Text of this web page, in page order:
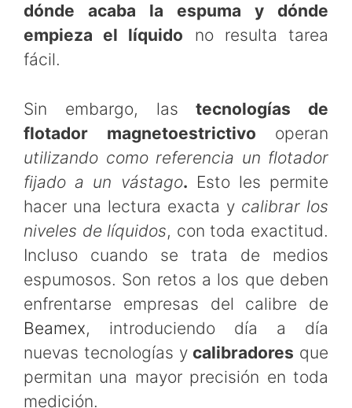
dónde acaba la espuma y dónde
empieza el líquido no resulta tarea
fácil.
Sin embargo, lastecnologías de
flotador magnetoestrictivo operan
utilizando como referencia un flotador
fijado a un vástago. Esto les permite
hacer una lectura exacta y calibrar los
niveles de líquidos, con toda exactitud.
Incluso cuando se trata de medios
espumosos. Son retos a los que deben
enfrentarse empresas del calibre de
Beamex, introduciendo día a día
nuevas tecnologías ycalibradores que
permitan una mayor precisión en toda
medición.